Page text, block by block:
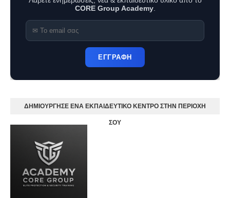
CORE Group Academy.
ΕΓΓΡΑΦΗ
ΔΗΜΙΟΥΡΓΗΣΕ ΕΝΑ ΕΚΠΑΙΔΕΥΤΙΚΟ ΚΕΝΤΡΟ ΣΤΗΝ ΠΕΡΙΟΧΗ
ΣΟΥ